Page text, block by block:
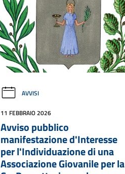
AVVISI
11 FEBBRAIO 2026
Avviso pubblico
manifestazione d'Interesse
per l'Individuazione di una
Associazione Giovanile per la